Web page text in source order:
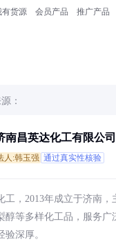
有货源 会员产品 推广产品
：
南昌英达化工有限公司
人:韩玉强 通过真实性核验
工，2013年成立于济南，
醇等多样化工品，服务广
深厚。